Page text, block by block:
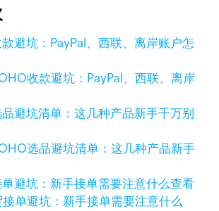
收款避坑：PayPal、西联、离岸
选品避坑清单：这几种产品新手
查看
单避坑：新手接单需要注意什么